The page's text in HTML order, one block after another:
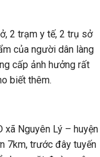
2 trạm y tế, 2 trụ sở
của người dân làng
cấp ảnh hưởng rất
biết thêm.
Nguyên Lý – huyện
7km, trước đây tuyến